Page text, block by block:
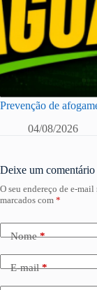
Prevenção de
04/08/2026
Deixe um comentário
O seu endereço de e-mail
marcados com *
Nome*
E-mail*